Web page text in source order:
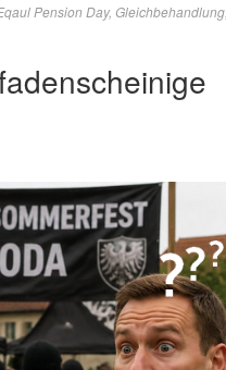
Pension Day, Gleichbehandlung